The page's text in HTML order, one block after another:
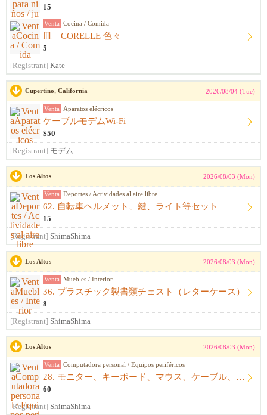
15
Venta Cocina / Comida
皿 CORELLE 色々
5
[Registrant] Kate
Cupertino, California 2026/08/04 (Tue)
Venta Aparatos elécricos
ケーブルモデムWi-Fi
$50
[Registrant] モデム
Los Altos 2026/08/03 (Mon)
Venta Deportes / Actividades al aire libre
62. 自転車ヘルメット、鍵、ライト等セット
15
[Registrant] ShimaShima
Los Altos 2026/08/03 (Mon)
Venta Muebles / Interior
36. プラスチック製書類チェスト（レターケース）
8
[Registrant] ShimaShima
Los Altos 2026/08/03 (Mon)
Venta Computadora personal / Equipos periféricos
28. モニター、キーボード、マウス、ケーブル、アームレスト一式
60
[Registrant] ShimaShima